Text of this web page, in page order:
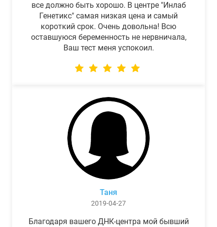
все должно быть хорошо. В центре "Инлаб
Генетикс" самая низкая цена и самый
короткий срок. Очень довольна! Всю
оставшуюся беременность не нервничала,
Ваш тест меня успокоил.
Таня
2019-04-27
Благодаря вашего ДНК-центра мой бывший